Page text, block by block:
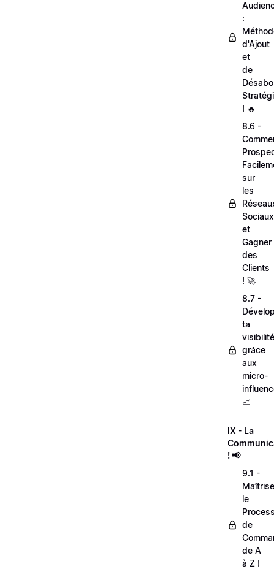
:
d'Ajout
et
de
! 🔥
8.6 -
sur
les
Sociaux
et
Gagner
des
Clients
! 🚀
8.7 -
ta
visibilité
grâce
aux
micro-
📈
IX - La
! 📢
9.1 -
Maîtrise
le
de
de A
à Z !